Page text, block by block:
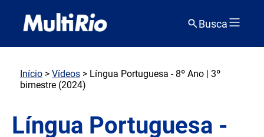
Busca
Início > Vídeos > Língua Portuguesa - 8º Ano | 3º
bimestre (2024)
Língua Portuguesa -